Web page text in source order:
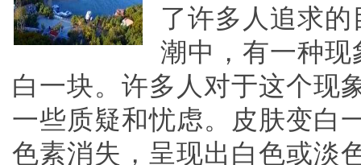
了许多人追求
潮中，有一种
白一块。许多人对于这个现
一些质疑和忧虑。皮肤变白
色素消失，呈现出白色或淡